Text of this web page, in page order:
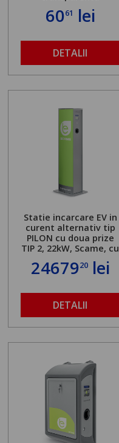
6061 lei
DETALII
Statie incarcare EV in
curent alternativ tip
PILON cu doua prize
TIP 2, 22kW, Scame, cu
server local
2467920lei
DETALII